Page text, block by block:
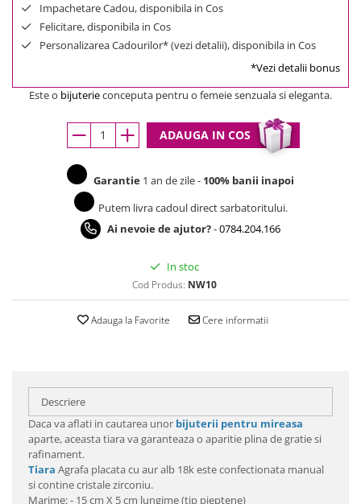
Impachetare Cadou, disponibila in Cos
Felicitare, disponibila in Cos
Personalizarea Cadourilor* (vezi detalii), disponibila in Cos
*Vezi detalii bonus
Este o bijuterieconceputa pentru o femeie senzuala si eleganta.
ADAUGA IN COS
Garantie 1 an de zile - 100% banii inapoi
Putem livra cadoul direct sarbatoritului.
Ai nevoie de ajutor?-0784.204.166
In stoc
Cod Produs: NW10
Adauga la Favorite Cere informatii
Descriere
Daca va aflati in cautarea unor bijuterii pentru mireasa
aparte, aceasta tiara va garanteaza o aparitie plina de gratie si
rafinament.
Tiara Agrafa placata cu aur alb 18k este confectionata manual
si contine cristale zirconiu.
Marime: - 15 cm X 5 cm lungime (tip pieptene)